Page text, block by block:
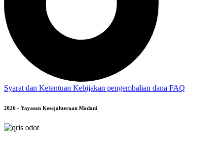
Syarat dan Ketentuan Kebijakan pengembalian dana FAQ
2026 - Yayasan Kesejahteraan Madani